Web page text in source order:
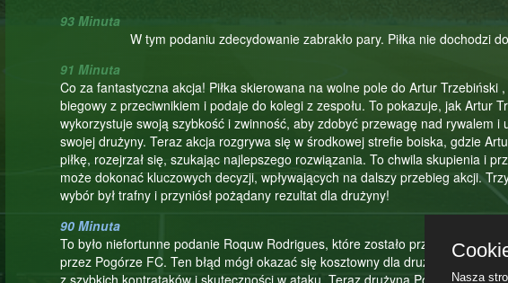
93 Minuta
W tym podaniu zdecydowanie zabrakło pary. Piłka nie dochodzi
91 Minuta
Co za fantastyczna akcja! Piłka skierowana na wolne pole do Artur Trzebiński
biegowy z przeciwnikiem i podaje do kolegi z zespołu. To pokazuje, jak Artur
wykorzystuje swoją szybkość i zwinność, aby zdobyć przewagę nad rywalem i
swojej drużyny. Teraz akcja rozgrywa się w środkowej strefie boiska, gdzie
piłkę, rozejrzał się, szukając najlepszego rozwiązania. To chwila skupienia i
może dokonać kluczowych decyzji, wpływających na dalszy przebieg akcji.
wybór był trafny i przyniósł pożądany rezultat dla drużyny!
90 Minuta
To było niefortunne podanie Roquw Rodrigues, które zostało przejęte przez
przez Pogórze FC. Ten błąd mógł okazać się kosztowny dla drużyny,
z szybkich kontrataków i skuteczności w ataku. Teraz drużyna Pogórze FC
Nasza